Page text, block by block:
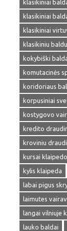
klasikiniai
klasikiniai
klasikiniai
klasikiniu
kokybiški
komutacinės
koridoriaus
korpusiniai
kostygovo
kredito
kroviniu
kursai
kylis klaipeda
labai pigus
laimutes
langai vilniuje
lauko baldai